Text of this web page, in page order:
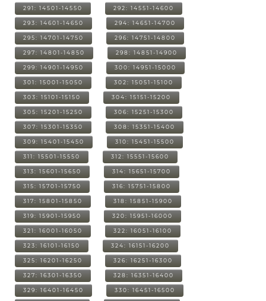
291: 14501-14550 292: 14551-14600
293: 14601-14650 294: 14651-14700
295: 14701-14750 296: 14751-14800
297: 14801-14850 298: 14851-14900
299: 14901-14950 300: 14951-15000
301: 15001-15050 302: 15051-15100
303: 15101-15150 304: 15151-15200
305: 15201-15250 306: 15251-15300
307: 15301-15350 308: 15351-15400
309: 15401-15450 310: 15451-15500
311: 15501-15550 312: 15551-15600
313: 15601-15650 314: 15651-15700
315: 15701-15750 316: 15751-15800
317: 15801-15850 318: 15851-15900
319: 15901-15950 320: 15951-16000
321: 16001-16050 322: 16051-16100
323: 16101-16150 324: 16151-16200
325: 16201-16250 326: 16251-16300
327: 16301-16350 328: 16351-16400
329: 16401-16450 330: 16451-16500